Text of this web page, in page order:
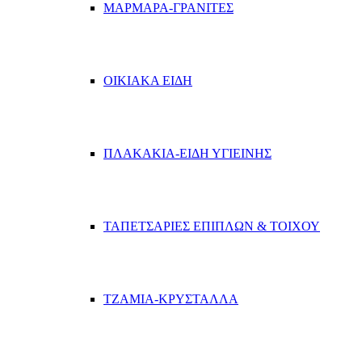
ΜΑΡΜΑΡΑ-ΓΡΑΝΙΤΕΣ
ΟΙΚΙΑΚΑ ΕΙΔΗ
ΠΛΑΚΑΚΙΑ-ΕΙΔΗ ΥΓΙΕΙΝΗΣ
ΤΑΠΕΤΣΑΡΙΕΣ ΕΠΙΠΛΩΝ & ΤΟΙΧΟΥ
ΤΖΑΜΙΑ-ΚΡΥΣΤΑΛΛΑ